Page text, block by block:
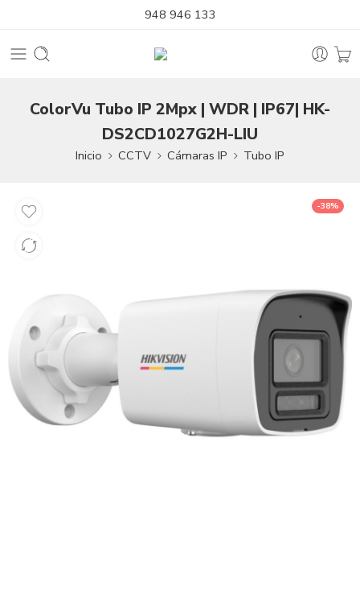
948 946 133
ColorVu Tubo IP 2Mpx | WDR | IP67| HK-
DS2CD1027G2H-LIU
Inicio CCTV Cámaras IP Tubo IP
-38%